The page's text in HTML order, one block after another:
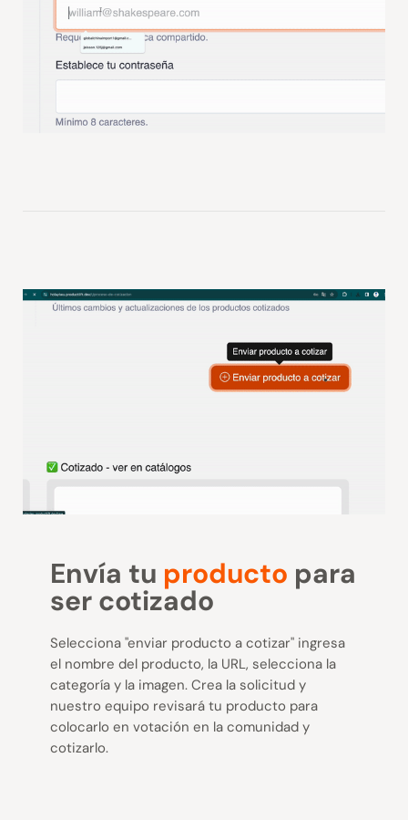
Envía tu producto para
ser cotizado
Selecciona "enviar producto a cotizar" ingresa
el nombre del producto, la URL, selecciona la
categoría y la imagen. Crea la solicitud y
nuestro equipo revisará tu producto para
colocarlo en votación en la comunidad y
cotizarlo.